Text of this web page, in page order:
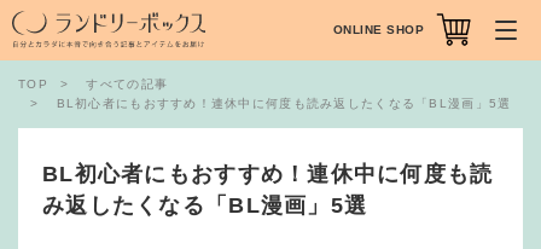
TOP
すべての記事
BL初心者にもおすすめ！連休中に何度も読み返したくなる「BL漫画」5選
BL初心者にもおすすめ！連休中に何度も読
み返したくなる「BL漫画」5選
ONLINE SHOP